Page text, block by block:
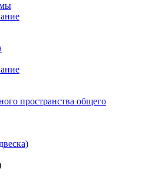
пространства общего